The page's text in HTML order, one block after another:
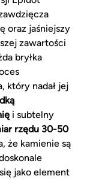
oraz jaśniejszy
zawartości
bryłka
który nadał jej
i subtelny
rzędu 30-50
że kamienie są
jako element